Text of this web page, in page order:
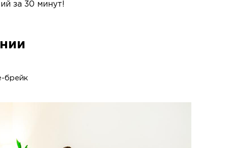
за 30 минут!
брейк